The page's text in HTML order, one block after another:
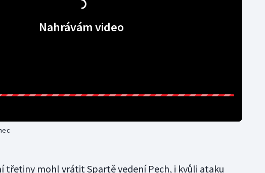
Nahrávám video
třetiny mohl vrátit Spartě vedení Pech, i kvůli ataku